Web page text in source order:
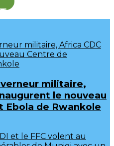
militaire,
le nouveau
Ebola de Rwankole